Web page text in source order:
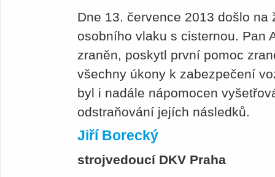
Dne 13. července 2013 došlo
osobního vlaku s cisternou. Pan
zraněn, poskytl první pomoc
všechny úkony k zabezpečení
byl i nadále nápomocen
odstraňování jejích následků.
Jiří Borecký
strojvedoucí DKV Praha